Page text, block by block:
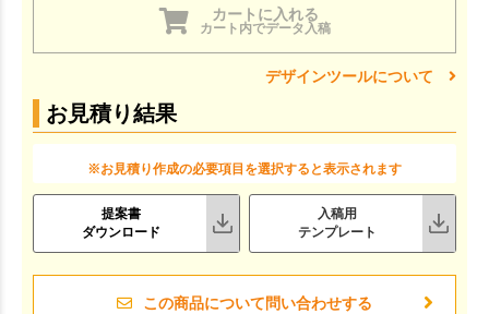
カートに入れる
カート内でデータ入稿
デザインツールについて
お見積り結果
※お見積り作成の必要項目を選択すると表示されます
提案書
ダウンロード
入稿用
テンプレート
この商品について問い合わせする